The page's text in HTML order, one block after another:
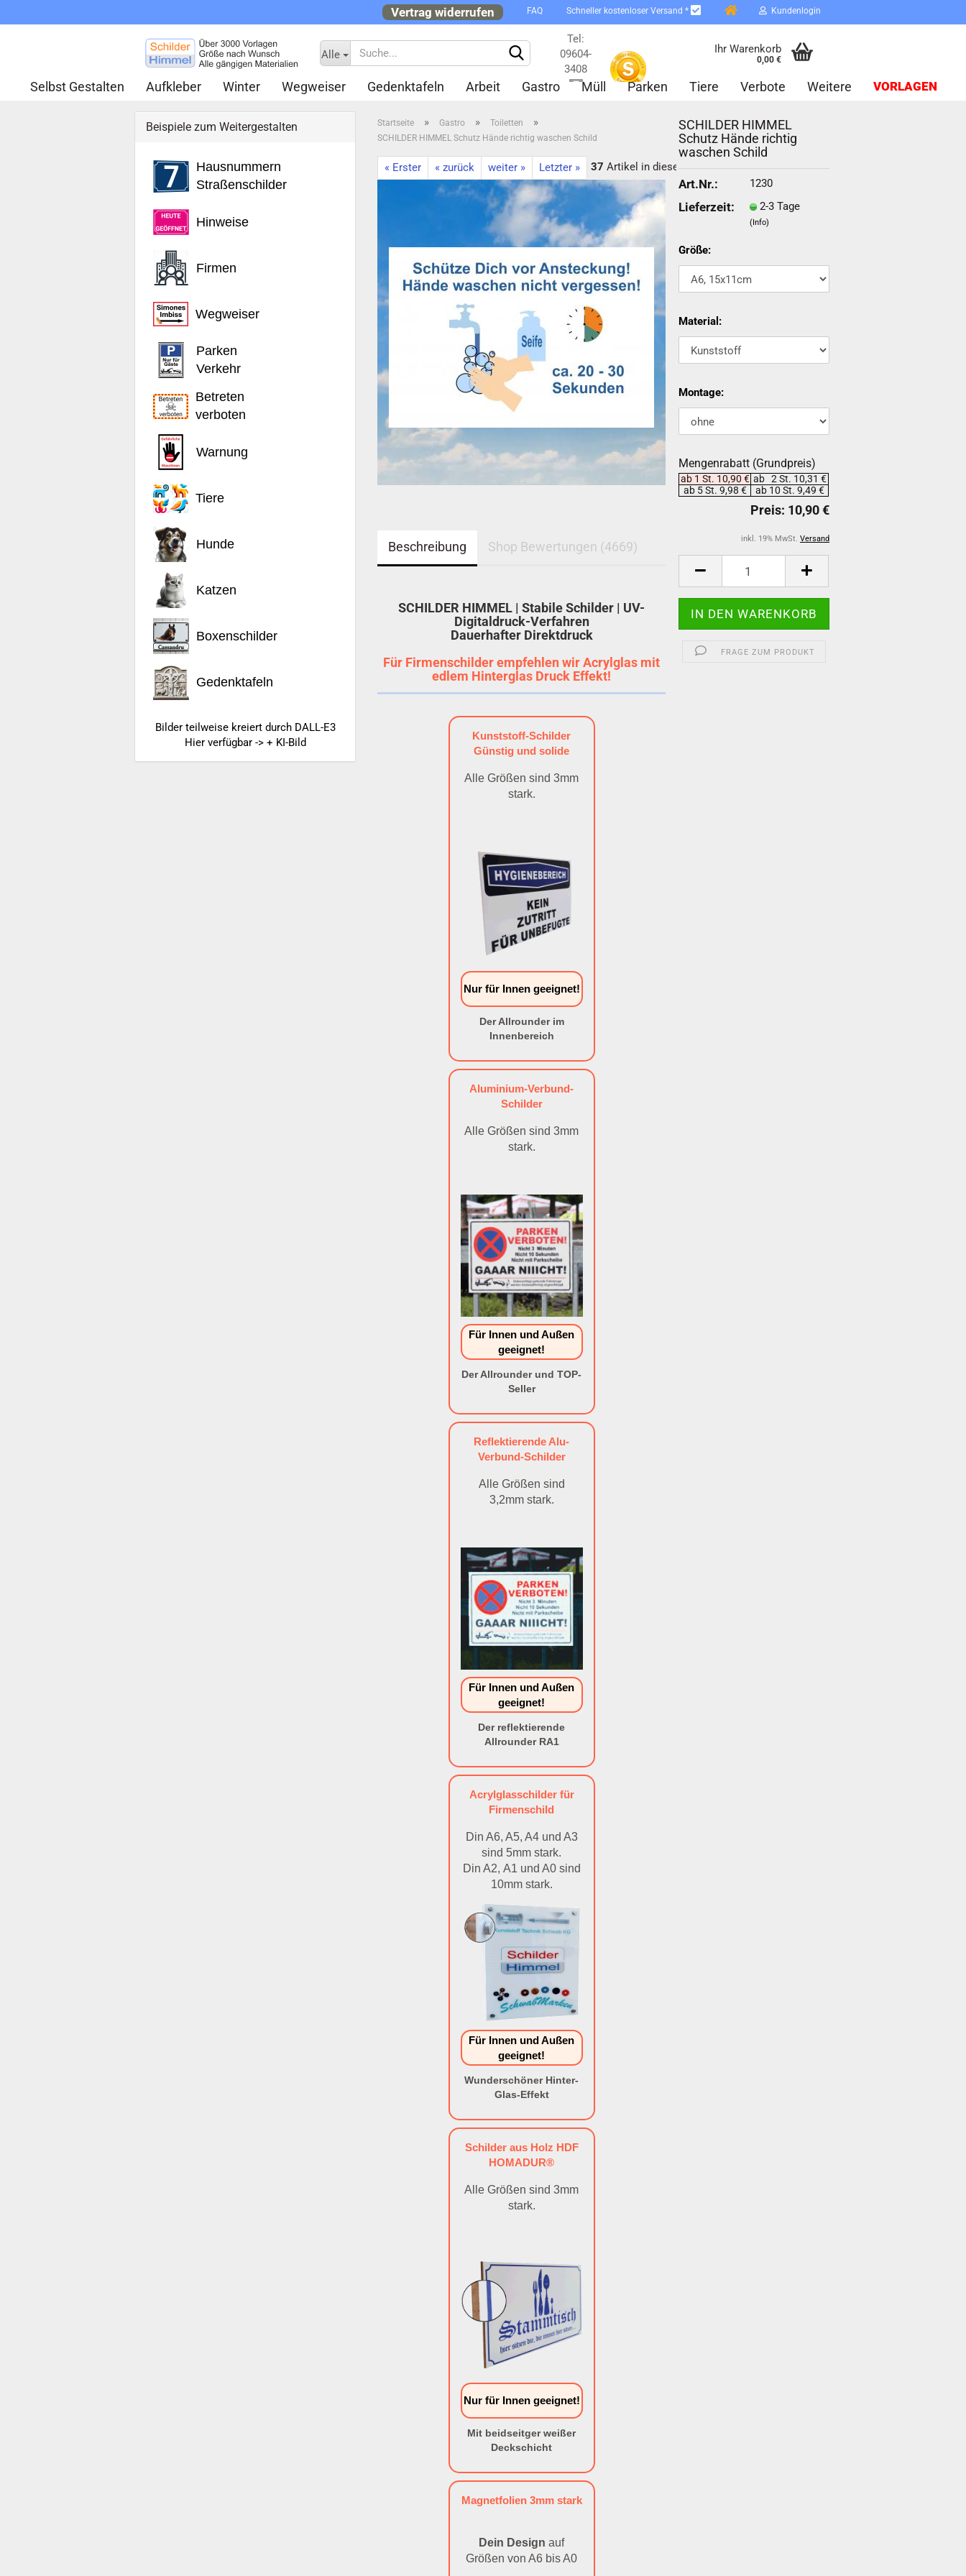
Vertrag widerrufen FAQ Schneller kostenloser Versand * Kundenlogin
Konto erstellen
Passwort vergessen?
Schnelle Anmeldung mit
Alle
Tel:
09604-
3408
Ihr Warenkorb
0,00 €
Selbst Gestalten Aufkleber Winter Wegweiser Gedenktafeln Arbeit Gastro Müll Parken Tiere Verbote VORLAGEN
Weitere
Startseite » Gastro » Toiletten »
SCHILDER HIMMEL Schutz Hände richtig waschen Schild
« Erster « zurück weiter » Letzter » 37 Artikel in dieser Kategorie
SCHILDER HIMMEL
Schutz Hände richtig
waschen Schild
Art.Nr.: 1230
Lieferzeit: 2-3 Tage
(Info)
Größe:
Material:
Montage:
Mengenrabatt (Grundpreis)
ab 1 St. 10,90 € ab 2 St. 10,31 €
ab 5 St. 9,98 €
ab 10 St. 9,49 €
inkl. 19% MwSt. Versand
FRAGE ZUM PRODUKT
Beschreibung Shop Bewertungen (4669)
SCHILDER HIMMEL | Stabile Schilder | UV-
Digitaldruck-Verfahren
Dauerhafter Direktdruck
Für Firmenschilder empfehlen wir Acrylglas mit
edlem Hinterglas Druck Effekt!
Kunststoff-Schilder
Günstig und solide
Alle Größen sind 3mm
stark.
Nur für Innen geeignet!
Der Allrounder im
Innenbereich
Aluminium-Verbund-
Schilder
Alle Größen sind 3mm
stark.
Für Innen und Außen
geeignet!
Der Allrounder und TOP-
Seller
Reflektierende Alu-
Verbund-Schilder
Alle Größen sind
3,2mm stark.
Für Innen und Außen
geeignet!
Der reflektierende
Allrounder RA1
Acrylglasschilder für
Firmenschild
Din A6, A5, A4 und A3
sind 5mm stark.
Din A2, A1 und A0 sind
10mm stark.
Für Innen und Außen
geeignet!
Wunderschöner Hinter-
Glas-Effekt
Schilder aus Holz HDF
HOMADUR®
Alle Größen sind 3mm
stark.
Nur für Innen geeignet!
Mit beidseitger weißer
Deckschicht
Magnetfolien 3mm stark
Dein Design auf
Größen von A6 bis A0
Beispiele zum Weitergestalten
Hausnummern
Straßenschilder
Hinweise
Firmen
Wegweiser
Parken
Verkehr
Betreten
verboten
Warnung
Tiere
Hunde
Katzen
Boxenschilder
Gedenktafeln
Bilder teilweise kreiert durch DALL-E3
Hier verfügbar -> + KI-Bild